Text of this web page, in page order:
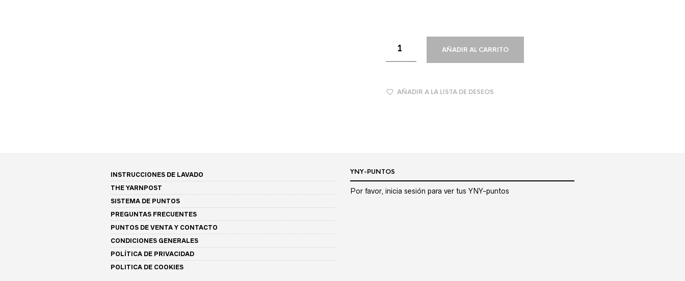
AÑADIR AL CARRITO
AÑADIR A LA LISTA DE DESEOS
INSTRUCCIONES DE LAVADO
THE YARNPOST
SISTEMA DE PUNTOS
PREGUNTAS FRECUENTES
PUNTOS DE VENTA Y CONTACTO
CONDICIONES GENERALES
POLÍTICA DE PRIVACIDAD
POLITICA DE COOKIES
YNY-PUNTOS
Por favor, inicia sesión para ver tus YNY-puntos